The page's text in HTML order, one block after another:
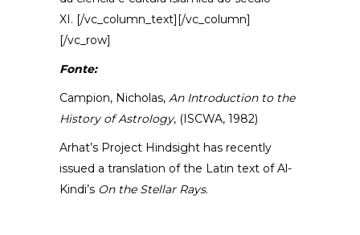
XI. [/vc_column_text][/vc_column]
[/vc_row]
Fonte:
Campion, Nicholas, An Introduction to the
History of Astrology, (ISCWA, 1982)
Arhat’s Project Hindsight has recently
issued a translation of the Latin text of Al-
Kindi’s On the Stellar Rays.